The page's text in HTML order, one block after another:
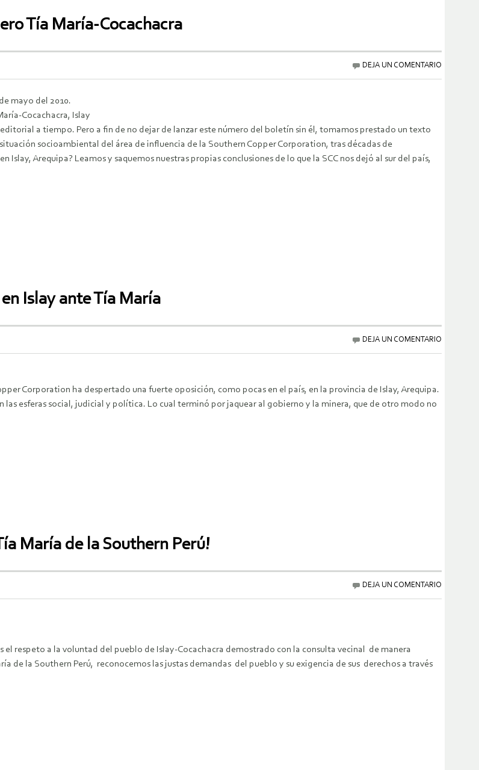
Tía María-Cocachacra
DEJA UN COMENTARIO
mayo del 2010.
Cocachacra, Islay
a tiempo. Pero a fin de no dejar de lanzar este número del boletín sin él, tomamos prestado un texto
socioambiental del área de influencia de la Southern Copper Corporation, tras décadas de
Islay, Arequipa? Leamos y saquemos nuestras propias conclusiones de lo que la SCC nos dejó al sur del país,
Islay ante Tía María
DEJA UN COMENTARIO
Corporation ha despertado una fuerte oposición, como pocas en el país, en la provincia de Islay, Arequipa.
esferas social, judicial y política. Lo cual terminó por jaquear al gobierno y la minera, que de otro modo no
María de la Southern Perú!
DEJA UN COMENTARIO
respeto a la voluntad del pueblo de Islay-Cocachacra demostrado con la consulta vecinal de manera
de la Southern Perú, reconocemos las justas demandas del pueblo y su exigencia de sus derechos a través